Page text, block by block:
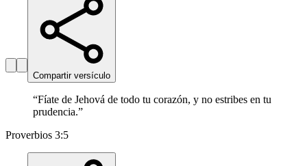
Compartir versículo
“Fíate de Jehová de todo tu corazón, y no estribes en tu
prudencia.”
Proverbios 3:5